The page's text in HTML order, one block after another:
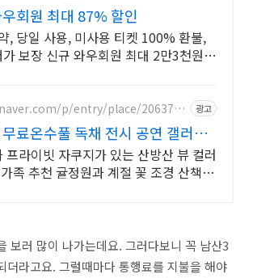
회원 최대 87% 할인
, 당일 사용, 미사용 티켓 100% 환불,
보장 신규 와우회원 최대 2만3천원
p/entry/place/2063787
광고
료온수풀 독채 전시 공연 갤러리
프라이빗 자쿠지가 있는 산방산 뷰 컬러
족 추천 귤정원과 계절 꽃 조경 산책,
보러 많이 나가는데요. 그러다보니 꼭 남산3
더라고요. 그럴때마다 통행료를 지불을 해야